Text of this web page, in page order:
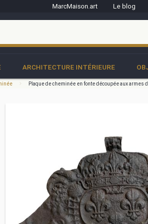
MarcMaison.art Le blog
ARCHITECTURE INTÉRIEURE
Plaque de cheminée en fonte découpée aux armes